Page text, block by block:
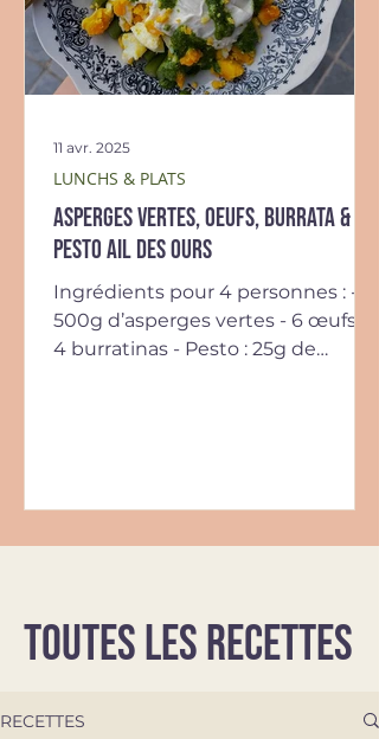
Asperges vertes, oeufs, burrata &
pesto ail des ours
Ingrédients pour 4 personnes : -
500g d’asperges vertes - 6 œufs -
4 burratinas - Pesto : 25g de
LUNCHS & PLATS
11 avr. 2025
TOUTES LES RECETTES
RECETTES